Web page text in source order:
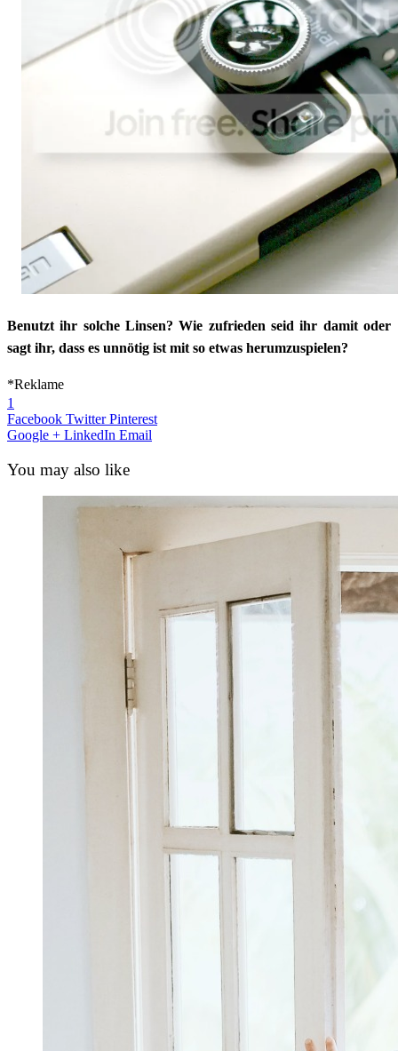
Benutzt ihr solche Linsen? Wie zufrieden seid ihr damit oder
sagt ihr, dass es unnötig ist mit so etwas herumzuspielen?
*Reklame
1
Facebook Twitter Pinterest
Google + LinkedIn Email
You may also like